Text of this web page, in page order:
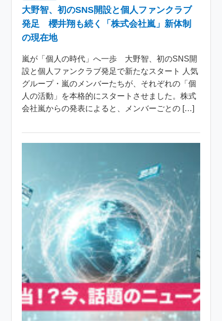
大野智、初のSNS開設と個人ファンクラブ
発足 櫻井翔も続く「株式会社嵐」新体制
の現在地
嵐が「個人の時代」へ一歩 大野智、初のSNS開
設と個人ファンクラブ発足で新たなスタート 人気
グループ・嵐のメンバーたちが、それぞれの「個
人の活動」を本格的にスタートさせました。株式
会社嵐からの発表によると、メンバーごとの […]